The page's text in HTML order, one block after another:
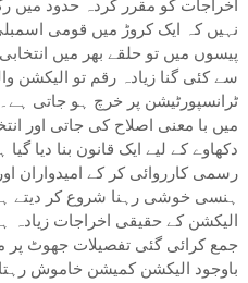
اخراجات کو مقرر کردہ حدود میں
نہیں کہ ایک کروڑ میں قومی
پیسوں میں تو حلقے بھر میں
سے کئی گنا زیادہ رقم تو الیکشن
ٹرانسپورٹیشن پر خرچ ہو جاتی
میں با معنی اصلاح کی جاتی اور
دکھاوے کے لیے ایک قانون بنا دیا
رسمی کارروائی کر کے
ہنسی خوشی رہنا شروع کر دیتے
الیکشن کے حقیقی اخراجات زیادہ
جمع کرائی گئی تفصیلات جھوٹ
باوجود الیکشن کمیشن خاموش